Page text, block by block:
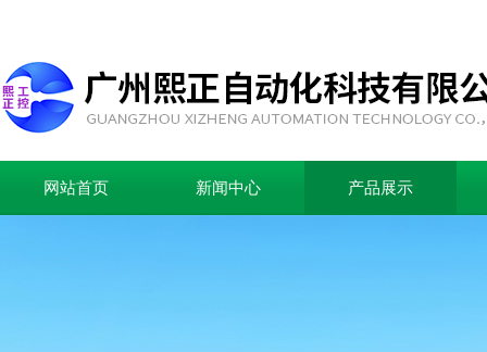
网站首页 新闻中心 产品展示